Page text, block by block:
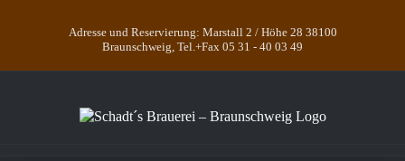
Adresse und Reservierung: Marstall 2 / Höhe 28 38100
Braunschweig, Tel.+Fax 05 31 - 40 03 49